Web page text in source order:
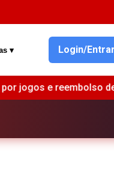
▾ Login/Entrar
Bradesco prevê que